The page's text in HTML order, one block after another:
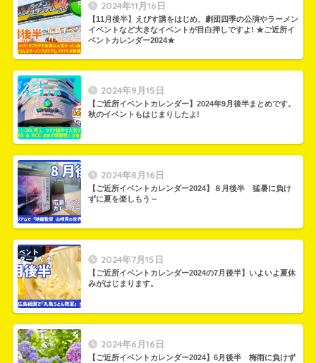
2024年11月16日
【11月後半】えびす講をはじめ、劇団四季の公演やラーメン
イベントなど大きなイベントが目白押しですよ! ★ご近所イ
ベントカレンダー2024★
2024年9月15日
【ご近所イベントカレンダー】2024年9月後半まとめです。
秋のイベントもはじまりしたよ!
2024年8月16日
【ご近所イベントカレンダー2024】８月後半 猛暑に負け
ずに夏を楽しもう～
2024年7月15日
【ご近所イベントカレンダー2024の7月後半】いよいよ夏休
みがはじまります。
2024年6月16日
【ご近所イベントカレンダー2024】6月後半 梅雨に負けず